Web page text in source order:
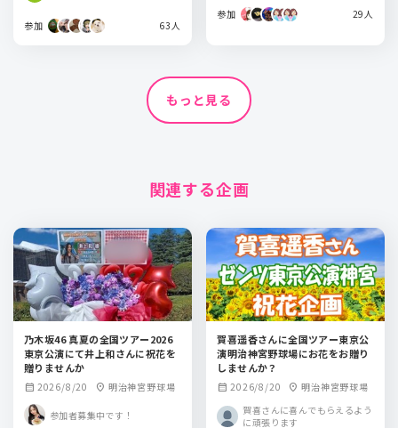
参加 63人
参加 29人
もっと見る
関連する企画
乃木坂46 真夏の全国ツアー2026
東京公演にて井上和さんに祝花を
贈りませんか
calendar_month 2026/8/20 location_on 明治神宮野球場
参加者募集中です！
賀喜遥香さんに全国ツアー東京公
演明治神宮野球場にお花をお贈り
しませんか？
calendar_month 2026/8/20 location_on 明治神宮野球場
賀喜さんに喜んでもらえるよう
に頑張ります